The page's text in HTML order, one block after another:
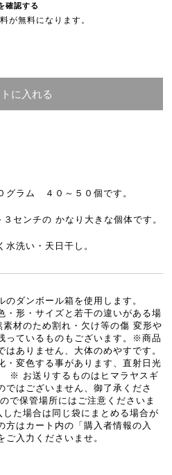
確認する
が無料になります。
に入れる
ラム ４０～５０個です。
センチの かなり大きな個体です。
洗い・天日干し。
ダンボール箱を使用します。
形・サイズと若干の違いがある場
材のため割れ・欠け等の傷 変形や
っているものもございます。※商品
ありません、大体のめやすです。
変色する事があります、直射日光
※ お送りするものはヒマラヤスギ
ではございません、御了承くださ
で保管場所にはご注意くださいま
場合は同じ袋にまとめる場合が
方はカート内の「購入者情報の入
入力くださいませ。